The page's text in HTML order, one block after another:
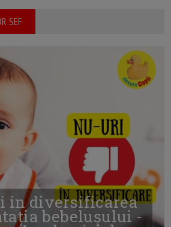
SEF
in diversificarea
bebelușului -